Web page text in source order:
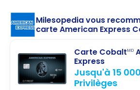
Milesopedia vous
carte American Express
Carte CobaltMD
Express
Jusqu'à 15
Privilèges